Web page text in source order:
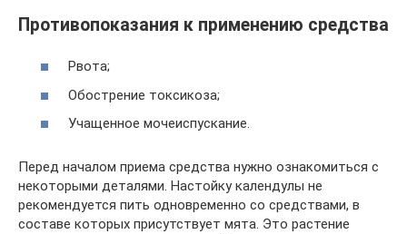
Противопоказания к применению средства
Рвота;
Обострение токсикоза;
Учащенное мочеиспускание.
Перед началом приема средства нужно ознакомиться с
некоторыми деталями. Настойку календулы не
рекомендуется пить одновременно со средствами, в
составе которых присутствует мята. Это растение